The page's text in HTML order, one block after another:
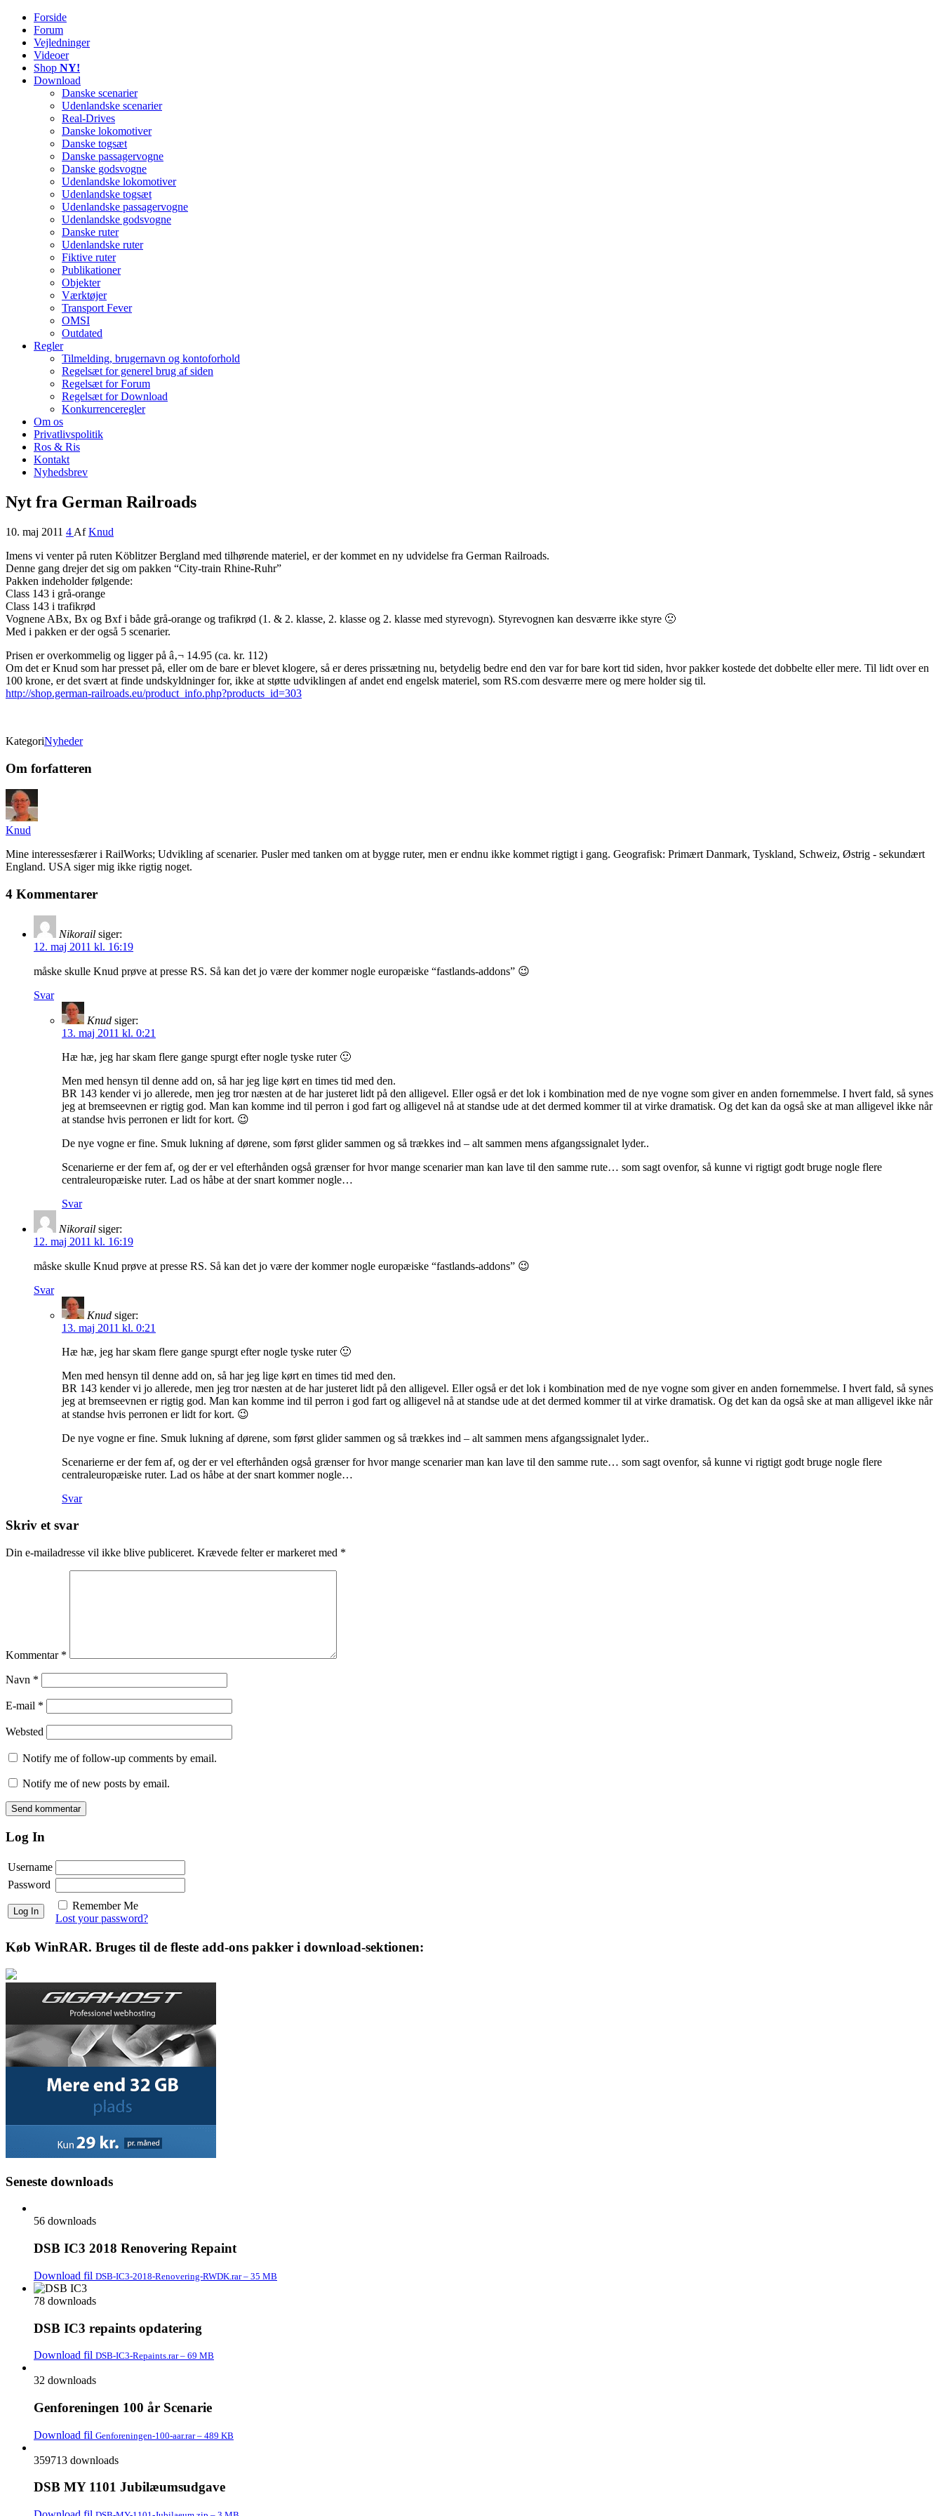
Railworks Danmark
Det danske site om Train Simulator Classic
Forside
Forum
Vejledninger
Videoer
Shop NY!
Download
Danske scenarier
Udenlandske scenarier
Real-Drives
Danske lokomotiver
Danske togsæt
Danske passagervogne
Danske godsvogne
Udenlandske lokomotiver
Udenlandske togsæt
Udenlandske passagervogne
Udenlandske godsvogne
Danske ruter
Udenlandske ruter
Fiktive ruter
Publikationer
Objekter
Værktøjer
Transport Fever
OMSI
Outdated
Regler
Tilmelding, brugernavn og kontoforhold
Regelsæt for generel brug af siden
Regelsæt for Forum
Regelsæt for Download
Konkurrenceregler
Om os
Privatlivspolitik
Ros & Ris
Kontakt
Nyhedsbrev
Nyt fra German Railroads
10. maj 2011 4 Af Knud
Imens vi venter på ruten Köblitzer Bergland med tilhørende materiel, er der kommet en ny udvidelse fra German Railroads.
Denne gang drejer det sig om pakken “City-train Rhine-Ruhr”
Pakken indeholder følgende:
Class 143 i grå-orange
Class 143 i trafikrød
Vognene ABx, Bx og Bxf i både grå-orange og trafikrød (1. & 2. klasse, 2. klasse og 2. klasse med styrevogn). Styrevognen kan desværre ikke styre 🙁
Med i pakken er der også 5 scenarier.
Prisen er overkommelig og ligger på â‚¬ 14.95 (ca. kr. 112)
Om det er Knud som har presset på, eller om de bare er blevet klogere, så er deres prissætning nu, betydelig bedre end den var for bare kort tid siden, hvor pakker kostede det dobbelte eller mere. Til lidt over en
100 krone, er det svært at finde undskyldninger for, ikke at støtte udviklingen af andet end engelsk materiel, som RS.com desværre mere og mere holder sig til.
http://shop.german-railroads.eu/product_info.php?products_id=303
KategoriNyheder
Om forfatteren
Knud
Mine interessesfærer i RailWorks; Udvikling af scenarier. Pusler med tanken om at bygge ruter, men er endnu ikke kommet rigtigt i gang. Geografisk: Primært Danmark, Tyskland, Schweiz, Østrig - sekundært
England. USA siger mig ikke rigtig noget.
4 Kommentarer
Nikorail siger:
12. maj 2011 kl. 16:19
måske skulle Knud prøve at presse RS. Så kan det jo være der kommer nogle europæiske “fastlands-addons” 😉
Svar
Knud siger:
13. maj 2011 kl. 0:21
Hæ hæ, jeg har skam flere gange spurgt efter nogle tyske ruter 🙂
Men med hensyn til denne add on, så har jeg lige kørt en times tid med den.
BR 143 kender vi jo allerede, men jeg tror næsten at de har justeret lidt på den alligevel. Eller også er det lok i kombination med de nye vogne som giver en anden fornemmelse. I hvert fald, så synes
jeg at bremseevnen er rigtig god. Man kan komme ind til perron i god fart og alligevel nå at standse ude at det dermed kommer til at virke dramatisk. Og det kan da også ske at man alligevel ikke når
at standse hvis perronen er lidt for kort. 😉
De nye vogne er fine. Smuk lukning af dørene, som først glider sammen og så trækkes ind – alt sammen mens afgangssignalet lyder..
Scenarierne er der fem af, og der er vel efterhånden også grænser for hvor mange scenarier man kan lave til den samme rute… som sagt ovenfor, så kunne vi rigtigt godt bruge nogle flere
centraleuropæiske ruter. Lad os håbe at der snart kommer nogle…
Svar
Nikorail siger:
12. maj 2011 kl. 16:19
måske skulle Knud prøve at presse RS. Så kan det jo være der kommer nogle europæiske “fastlands-addons” 😉
Svar
Knud siger:
13. maj 2011 kl. 0:21
Hæ hæ, jeg har skam flere gange spurgt efter nogle tyske ruter 🙂
Men med hensyn til denne add on, så har jeg lige kørt en times tid med den.
BR 143 kender vi jo allerede, men jeg tror næsten at de har justeret lidt på den alligevel. Eller også er det lok i kombination med de nye vogne som giver en anden fornemmelse. I hvert fald, så synes
jeg at bremseevnen er rigtig god. Man kan komme ind til perron i god fart og alligevel nå at standse ude at det dermed kommer til at virke dramatisk. Og det kan da også ske at man alligevel ikke når
at standse hvis perronen er lidt for kort. 😉
De nye vogne er fine. Smuk lukning af dørene, som først glider sammen og så trækkes ind – alt sammen mens afgangssignalet lyder..
Scenarierne er der fem af, og der er vel efterhånden også grænser for hvor mange scenarier man kan lave til den samme rute… som sagt ovenfor, så kunne vi rigtigt godt bruge nogle flere
centraleuropæiske ruter. Lad os håbe at der snart kommer nogle…
Svar
Skriv et svar
Din e-mailadresse vil ikke blive publiceret. Krævede felter er markeret med *
Kommentar *
Navn *
E-mail *
Websted
Notify me of follow-up comments by email.
Notify me of new posts by email.
Log In
Username
Password
Remember Me
Lost your password?
Køb WinRAR. Bruges til de fleste add-ons pakker i download-sektionen:
Seneste downloads
56 downloads
DSB IC3 2018 Renovering Repaint
Download fil DSB-IC3-2018-Renovering-RWDK.rar – 35 MB
78 downloads
DSB IC3 repaints opdatering
Download fil DSB-IC3-Repaints.rar – 69 MB
32 downloads
Genforeningen 100 år Scenarie
Download fil Genforeningen-100-aar.rar – 489 KB
359713 downloads
DSB MY 1101 Jubilæumsudgave